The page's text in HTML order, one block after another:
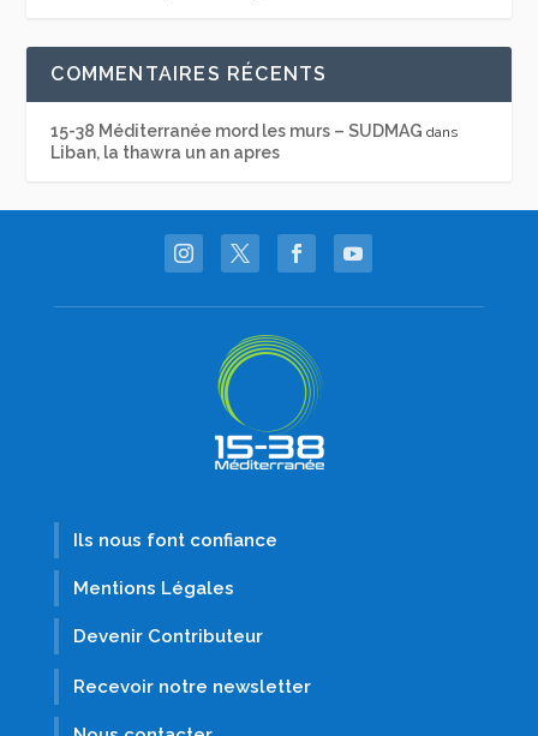
COMMENTAIRES RÉCENTS
15-38 Méditerranée mord les murs – SUDMAG dans
Liban, la thawra un an apres
Ils nous font confiance
Mentions Légales
Devenir Contributeur
Recevoir notre newsletter